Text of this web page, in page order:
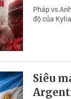
Pháp vs
độ của
Siêu